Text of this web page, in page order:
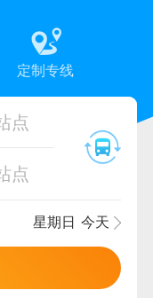
定制专线
点
点
星期日 今天